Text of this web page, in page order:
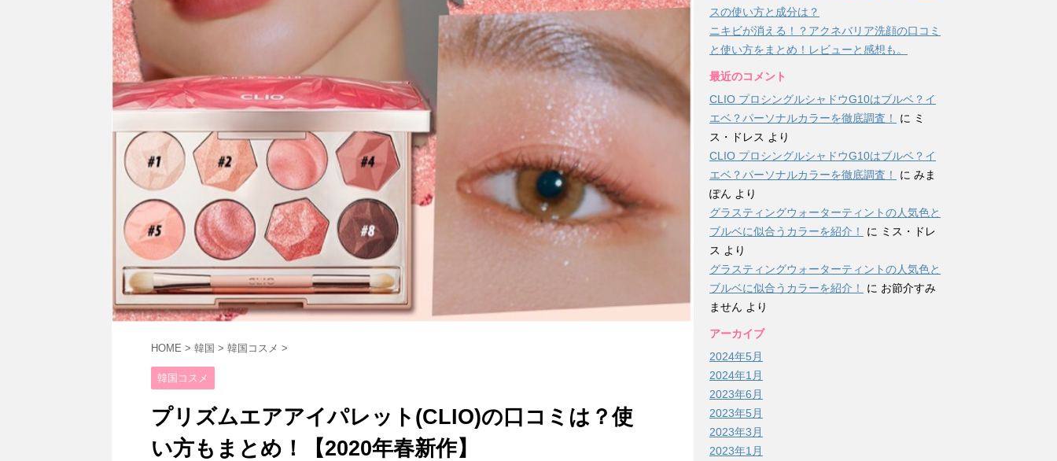
HOME > 韓国 > 韓国コスメ >
韓国コスメ
プリズムエアアイパレット(CLIO)の口コミは？使
い方もまとめ！【2020年春新作】
スの使い方と成分は？
ニキビが消える！？アクネバリア洗顔の口コミ
と使い方をまとめ！レビューと感想も。
最近のコメント
CLIO プロシングルシャドウG10はブルベ？イ
エベ？パーソナルカラーを徹底調査！
に ミ
ス・ドレス より
CLIO プロシングルシャドウG10はブルベ？イ
エベ？パーソナルカラーを徹底調査！
に みま
ぽん より
グラスティングウォーターティントの人気色と
ブルベに似合うカラーを紹介！
に ミス・ドレ
ス より
グラスティングウォーターティントの人気色と
ブルベに似合うカラーを紹介！
に お節介すみ
ません より
アーカイブ
2024年5月
2024年1月
2023年6月
2023年5月
2023年3月
2023年1月